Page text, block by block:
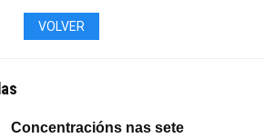
VOLVER
Concentracións nas sete